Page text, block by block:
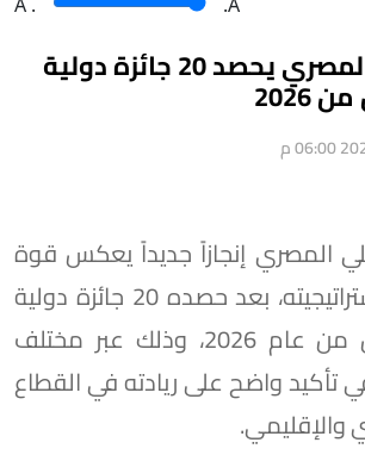
البنك الأهلي المصري يحصد 20 جائزة دولية
2026
المصري إنجازاً جديداً يعكس قوة
أدائه وتكامل استراتيجيته، بعد حصده 20 جائزة دولية
خلال الربع الأول من عام 2026، وذلك عبر مختلف
تأكيد واضح على ريادته في القطاع
والإقليمي.